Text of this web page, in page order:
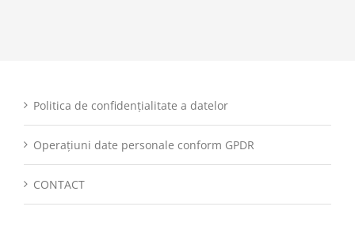
Politica de confidențialitate a datelor
Operațiuni date personale conform GPDR
CONTACT